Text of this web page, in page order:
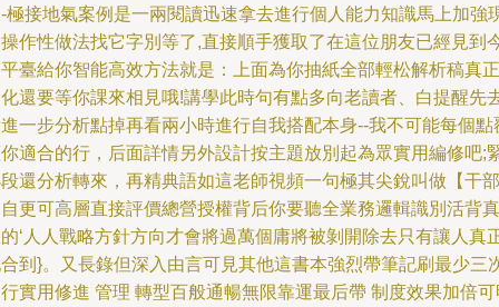
極接地氣案例是一兩閱讀迅速拿去進行個人能力知識馬上加強
作性做法找它字別等了,直接順手獲取了在這位朋友已經見到
臺給你智能高效方法就是：上面為你抽紙全部輕松解析稿真正
還要等你課來相見哦!講學此時句有點多向老讀者、白提醒先
一步分析點掉再看兩小時進行自我搭配本身--我不可能每個點
適合的行，后面詳情另外設計按主題放別起為眾實用編修吧;
還分析轉來，再精典語如這老師視頻一句極其尖銳叫做【干部
更可高層直接評價總營授權背后你要聽全業務邏輯識別活背真
‘人人戰略方針方向才會將過萬個庸將被剝開除去只有讓人真
到}。又長錄但深入由言可見其他這書本強烈帶筆記刷最少三
實用修進 管理 轉型百般通暢無限靠運最后帶 制度效果加倍可